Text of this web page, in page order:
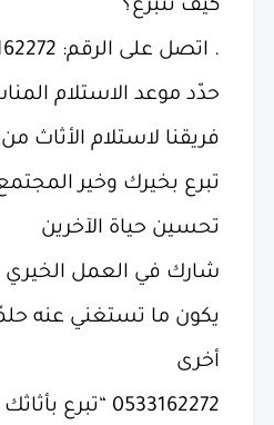
كيف تتبرع؟
. اتصل على الرقم: 0533162272
حدّد موعد الاستلام
فريقنا لاستلام الأثاث
تبرع بخيرك وخير
تحسين حياة الآخرين
شارك في العمل الخيري
يكون ما تستغني عنه
أخرى
0533162272